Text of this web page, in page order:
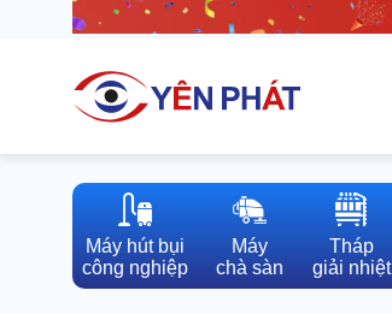
Máy hút bụi
công nghiệp
Máy
chà sàn
Tháp
giải nhiệt